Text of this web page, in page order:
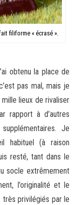
filiforme « écrasé ».
obtenu la place de
pas mal, mais je
lieux de rivaliser
rapport à d’autres
Je
habituel (à raison
resté, tant dans le
socle extrêmement
l’originalité et le
privilégiés par le